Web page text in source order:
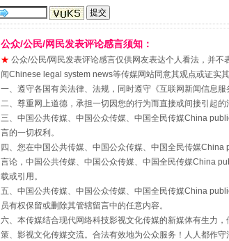
全民健身五年计划来了！等你上场
公众/公民/网民发表评论感言须知：
★ 公众/公民/网民发表评论感言仅供网友表达个人看法，并
闻Chinese legal system news等传媒网站同意其观点或证实
一、遵守各国有关法律、法规，同时遵守《互联网新闻信息服
二、尊重网上道德，承担一切因您的行为而直接或间接引起的
三、中国公共传媒、中国公众传媒、中国全民传媒China
言的一切权利。
四、您在中国公共传媒、中国公众传媒、中国全民传媒
言论，中国公共传媒、中国公众传媒、中国全民传媒China
载或引用。
五、中国公共传媒、中国公众传媒、中国全民传媒China
员有权保留或删除其管辖留言中的任意内容。
六、本传媒结合现代网络科技影视文化传媒的新媒体有生力
策、影视文化传媒交流。合法有效地为公众服务！人人都作守